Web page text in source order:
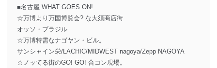
■名古屋 WHAT GOES ON!
☆万博より万国博覧会? な大須商店街
オッソ・ブラジル
☆万博特需なナゴヤン・ビル。
サンシャイン栄/LACHIC/MIDWEST nagoya/Zepp NAGOYA
☆ノッてる街のGO! GO! 合コン現場。